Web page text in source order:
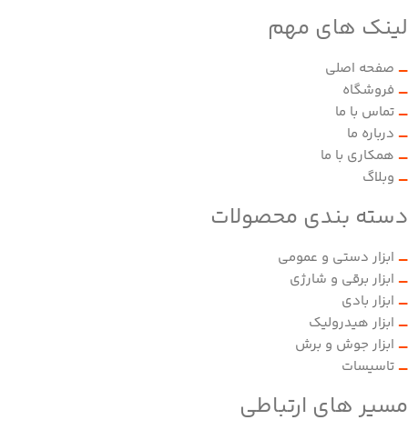
لینک های مهم
صفحه اصلی
فروشگاه
تماس با ما
درباره ما
همکاری با ما
وبلاگ
دسته بندی محصولات
ابزار دستی و عمومی
ابزار برقی و شارژی
ابزار بادی
ابزار هیدرولیک
ابزار جوش و برش
تاسیسات
مسیر های ارتباطی